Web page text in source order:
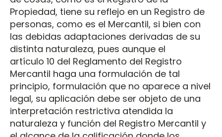
Propiedad, tiene su reflejo en un Registro de
personas, como es el Mercantil, si bien con
las debidas adaptaciones derivadas de su
distinta naturaleza, pues aunque el
artículo 10 del Reglamento del Registro
Mercantil haga una formulación de tal
principio, formulación que no aparece a nivel
legal, su aplicación debe ser objeto de una
interpretación restrictiva atendida la
naturaleza y función del Registro Mercantil y